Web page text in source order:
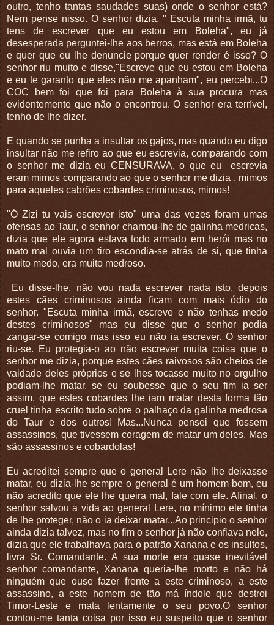
outro, tenho tantas saudades suas) onde o senhor está?
Nem pense nisso. O senhor dizia, " Escuta minha irmã, tu
tens de escrever que eu estou em Boleha", eu já
desesperada perguntei-lhe aos berros, mas está em Boleha
e quer que eu lhe denuncie porque quer render é isso? O
senhor riu muito e disse,"Escreve que eu estou em Boleha
e eu te garanto que eles não me apanham", eu percebi...O
COC bem foi que foi para Boleha à sua procura mas
evidentemente que não o encontrou. O senhor era terrível,
tenho de lhe dizer.
E quando se punha a insultar os gajos, mas quando eu digo
insultar não me refiro ao que eu escrevia, comparando com
o senhor me dizia eu CENSURAVA, o que eu escrevia
eram mimos comparando ao que o senhor me dizia , mimos
para aqueles cabrões cobardes criminosos, mimos!
"Ó Zizi tu vais escrever isto" uma das vezes foram umas
ofensas ao Taur, o senhor chamou-lhe de galinha medricas,
dizia que ele agora estava todo armado em herói mas no
mato mal ouvia um tiro escondia-se atrás de si, que tinha
muito medo, era muito medroso.
Eu disse-lhe, não vou nada escrever nada isto, depois
estes cães criminosos ainda ficam com mais ódio do
senhor. "Escuta minha irmã, escreve e não tenhas medo
destes criminosos" mas eu disse que o senhor podia
zangar-se comigo mas isso eu não ia escrever. O senhor
riu-se. Eu protegia-o ao não escrever muita coisa que o
senhor me dizia, porque estes cães raivosos são cheios de
vaidade deles próprios e se lhes tocasse muito no orgulho
podiam-lhe matar, se eu soubesse que o seu fim ia ser
assim, que estes cobardes lhe iam matar desta forma tão
cruel tinha escrito tudo sobre o palhaço da galinha medrosa
do Taur e dos outros! Mas...Nunca pensei que fossem
assassinos, que tivessem coragem de matar um deles. Mas
são assassinos e cobardolas!
Eu acreditei sempre que o general Lere não lhe deixasse
matar, eu dizia-lhe sempre o general é um homem bom, eu
não acredito que ele lhe queira mal, fale com ele. Afinal, o
senhor salvou a vida ao general Lere, no mínimo ele tinha
de lhe proteger, não o ia deixar matar...Ao principio o senhor
ainda dizia talvez, mas no fim o senhor já não confiava nele,
dizia que ele trabalhava para o patrão Xanana e os insultos,
livra Sr. Comandante. A sua morte era quase inevitável
senhor comandante, Xanana queria-lhe morto e não há
ninguém que ouse fazer frente a este criminoso, a este
assassino, a este homem de tão má índole que destroi
Timor-Leste e mata lentamente o seu povo.O senhor
contou-me tanta coisa por isso eu suspeito que o senhor